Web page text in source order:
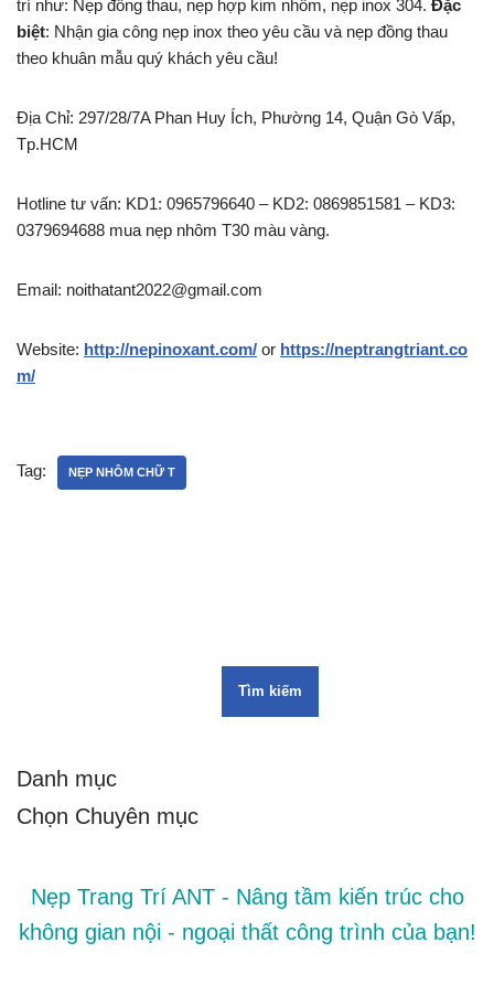
trí như: Nẹp đồng thau, nẹp hợp kim nhôm, nẹp inox 304. Đặc
biệt: Nhận gia công nẹp inox theo yêu cầu và nẹp đồng thau
theo khuân mẫu quý khách yêu cầu!
Địa Chỉ: 297/28/7A Phan Huy Ích, Phường 14, Quận Gò Vấp,
Tp.HCM
Hotline tư vấn: KD1: 0965796640 – KD2: 0869851581 – KD3:
0379694688 mua nẹp nhôm T30 màu vàng.
Email: noithatant2022@gmail.com
Website: http://nepinoxant.com/ or https://neptrangtriant.co
m/
Tag: NẸP NHÔM CHỮ T
Tìm kiếm
Danh mục
Nẹp Trang Trí ANT - Nâng tầm kiến trúc cho
không gian nội - ngoại thất công trình của bạn!